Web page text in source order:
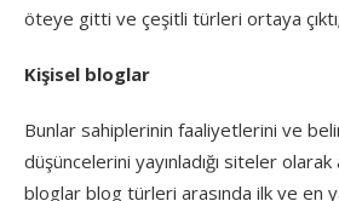
öteye gitti ve çeşitli türleri ortaya çıktı;
Kişisel bloglar
Bunlar sahiplerinin faaliyetlerini ve
düşüncelerini yayınladığı siteler olarak
bloglar blog türleri arasında ilk ve en